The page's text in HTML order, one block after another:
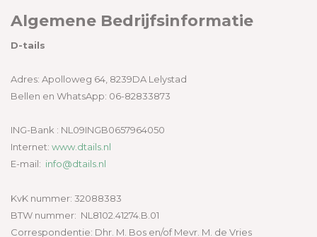
Algemene Bedrijfsinformatie
D-tails
Adres: Apolloweg 64, 8239DA Lelystad
Bellen en WhatsApp: 06-82833873
ING-Bank : NL09INGB0657964050
Internet: www.dtails.nl
E-mail: info@dtails.nl
KvK nummer: 32088383
BTW nummer: NL8102.41274.B.01
Correspondentie: Dhr. M. Bos en/of Mevr. M. de Vries